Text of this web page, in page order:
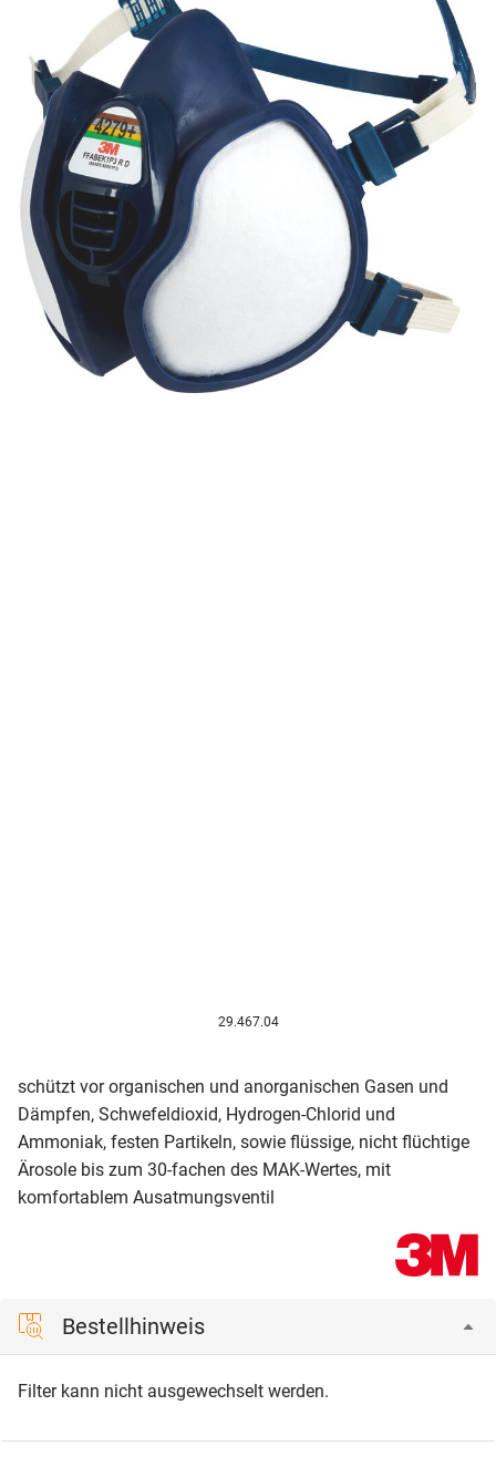
29.467.04
schützt vor organischen und anorganischen Gasen und
Dämpfen, Schwefeldioxid, Hydrogen-Chlorid und
Ammoniak, festen Partikeln, sowie flüssige, nicht flüchtige
Ärosole bis zum 30-fachen des MAK-Wertes, mit
komfortablem Ausatmungsventil
Bestellhinweis
Filter kann nicht ausgewechselt werden.